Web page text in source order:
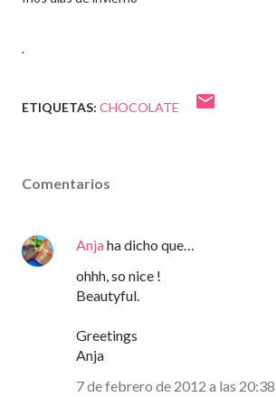
.
ETIQUETAS: CHOCOLATE
Comentarios
Anjaha dicho que…
ohhh, so nice !
Beautyful.
Greetings
Anja
7 de febrero de 2012 a las 20:38